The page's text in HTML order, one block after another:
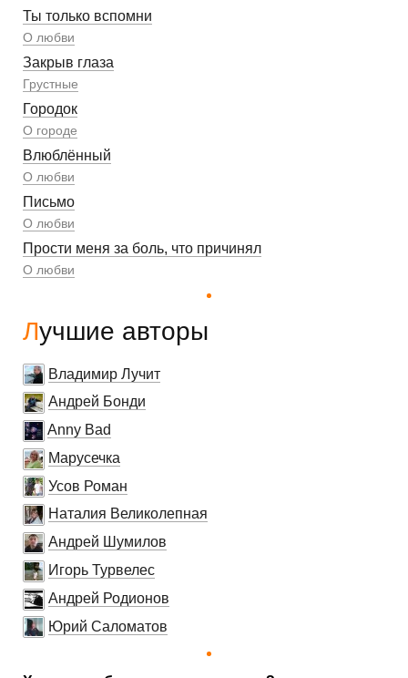
Ты только вспомни
О любви
Закрыв глаза
Грустные
Городок
О городе
Влюблённый
О любви
Письмо
О любви
Прости меня за боль, что причинял
О любви
Лучшие авторы
Владимир Лучит
Андрей Бонди
Anny Bad
Марусечка
Усов Роман
Наталия Великолепная
Андрей Шумилов
Игорь Турвелес
Андрей Родионов
Юрий Саломатов